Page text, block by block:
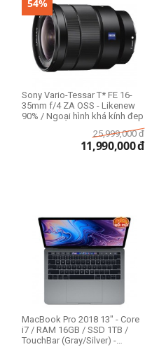
54%
Sony Vario-Tessar T* FE 16-
35mm f/4 ZA OSS - Likenew
90% / Ngoại hình khá kính đep
25,999,000 đ
11,990,000đ
MacBook Pro 2018 13" - Core
i7 / RAM 16GB / SSD 1TB /
TouchBar (Gray/Silver) -